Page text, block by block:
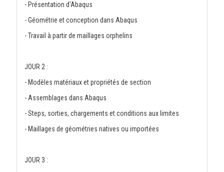
- Présentation d'Abaqus
- Géométrie et conception dans Abaqus
- Travail à partir de maillages orphelins
JOUR 2 :
- Modèles matériaux et propriétés de section
- Assemblages dans Abaqus
- Steps, sorties, chargements et conditions aux limites
- Maillages de géométries natives ou importées
JOUR 3 :